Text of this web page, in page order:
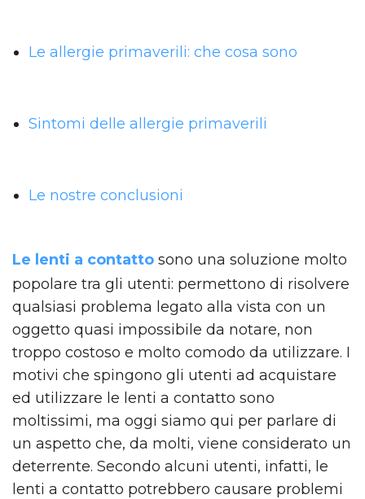
Le allergie primaverili: che cosa sono
Sintomi delle allergie primaverili
Le nostre conclusioni
Le lenti a contatto sono una soluzione molto
popolare tra gli utenti: permettono di risolvere
qualsiasi problema legato alla vista con un
oggetto quasi impossibile da notare, non
troppo costoso e molto comodo da utilizzare. I
motivi che spingono gli utenti ad acquistare
ed utilizzare le lenti a contatto sono
moltissimi, ma oggi siamo qui per parlare di
un aspetto che, da molti, viene considerato un
deterrente. Secondo alcuni utenti, infatti, le
lenti a contatto potrebbero causare problemi